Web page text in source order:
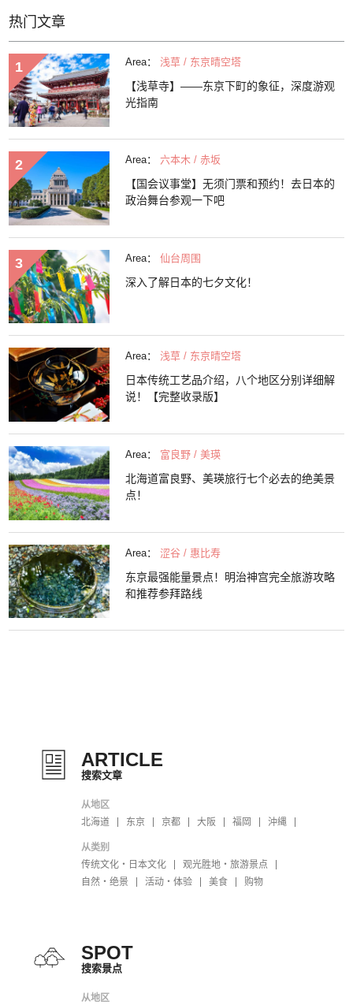
热门文章
Area： 浅草 / 东京晴空塔
【浅草寺】——东京下町的象征，深度游观
光指南
Area： 六本木 / 赤坂
【国会议事堂】无须门票和预约！去日本的
政治舞台参观一下吧
Area： 仙台周围
深入了解日本的七夕文化！
Area： 浅草 / 东京晴空塔
日本传统工艺品介绍，八个地区分别详细解
说！【完整收录版】
Area： 富良野 / 美瑛
北海道富良野、美瑛旅行七个必去的绝美景
点！
Area： 涩谷 / 惠比寿
东京最强能量景点！明治神宫完全旅游攻略
和推荐参拜路线
ARTICLE
搜索文章
从地区
北海道
东京 京都 大阪 福岡 沖縄
从类别
传统文化・日本文化
观光胜地・旅游景点
自然・绝景
活动・体验 美食 购物
SPOT
搜索景点
从地区